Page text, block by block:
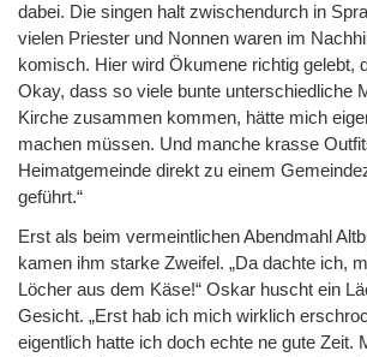
dabei. Die singen halt zwischendurch in
vielen Priester und Nonnen waren im
komisch. Hier wird Ökumene richtig gelebt,
Okay, dass so viele bunte unterschiedliche
Kirche zusammen kommen, hätte mich
machen müssen. Und manche krasse
Heimatgemeinde direkt zu einem
geführt.“
Erst als beim vermeintlichen Abendmahl
kamen ihm starke Zweifel. „Da dachte ich,
Löcher aus dem Käse!“ Oskar huscht ein
Gesicht. „Erst hab ich mich wirklich
eigentlich hatte ich doch echte ne gute Zeit.